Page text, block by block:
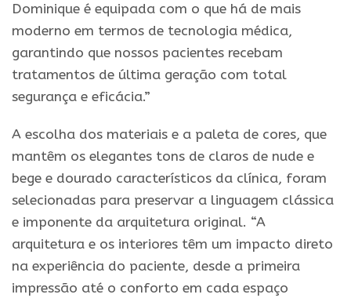
Dominique é equipada com o que há de mais
moderno em termos de tecnologia médica,
garantindo que nossos pacientes recebam
tratamentos de última geração com total
segurança e eficácia.”
A escolha dos materiais e a paleta de cores, que
mantêm os elegantes tons de claros de nude e
bege e dourado característicos da clínica, foram
selecionadas para preservar a linguagem clássica
e imponente da arquitetura original. “A
arquitetura e os interiores têm um impacto direto
na experiência do paciente, desde a primeira
impressão até o conforto em cada espaço